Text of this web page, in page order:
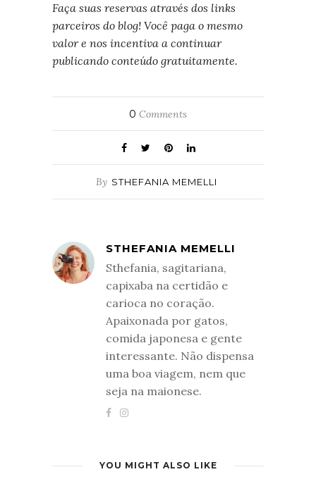
Faça suas reservas através dos links
parceiros do blog! Você paga o mesmo
valor e nos incentiva a continuar
publicando conteúdo gratuitamente.
0 Comments
By STHEFANIA MEMELLI
STHEFANIA MEMELLI
Sthefania, sagitariana,
capixaba na certidão e
carioca no coração.
Apaixonada por gatos,
comida japonesa e gente
interessante. Não dispensa
uma boa viagem, nem que
seja na maionese.
YOU MIGHT ALSO LIKE